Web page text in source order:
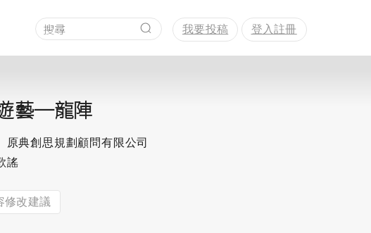
我要投稿 登入註冊
藝─龍陣
原典創思規劃顧問有限公司
謠
修改建議